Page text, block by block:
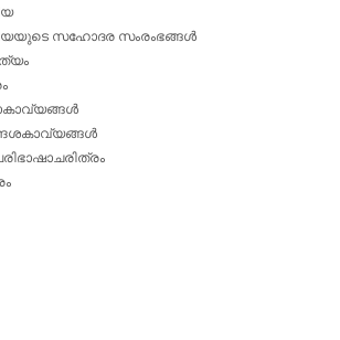
സഹോദര സംരംഭങ്ങള്‍